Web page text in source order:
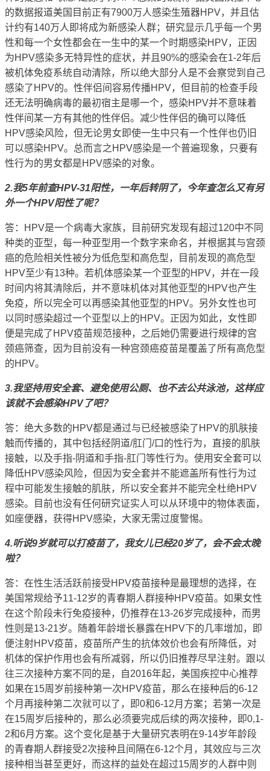
的数据报道美国目前正有7900万人感染生殖器HPV，并且估
计约有140万人即将成为新感染人群；研究显示几乎每一个男
性和每一个女性都会在一生中的某一个时期感染HPV，正因
为HPV感染多无特异性的症状，并且90%的感染会在1-2年后
被机体免疫系统自动清除，所以绝大部分人是不会察觉到自己
感染了HPV的。性伴侣间容易传播HPV，但目前的检查手段
还无法明确病毒的最初宿主是哪一个，感染HPV并不意味着
性伴间某一方有其他的性伴侣。减少性伴侣的确可以降低
HPV感染风险，但无论男女即使一生中只有一个性伴也仍旧
可以感染HPV。 总而言之HPV感染是一个普遍现象，只要有
性行为的男女都是HPV感染的对象。
2.我5年前查HPV-31阳性，一年后转阴了，今年查怎么又有另
外一个HPV阳性了呢？
答：HPV是一个病毒大家族，目前研究发现有超过120中不同
种类的亚型，每一种亚型用一个数字来命名，并根据其与宫颈
癌的危险相关性被分为低危型和高危型，目前发现的高危型
HPV至少有13种。若机体感染某一个亚型的HPV，并在一段
时间内将其清除后，并不意味机体对其他亚型的HPV也产生
免疫，所以完全可以再感染其他亚型的HPV。另外女性也可
以同时感染超过一个亚型以上的HPV。正因为如此， 女性即
便是完成了HPV疫苗规范接种，之后她仍需要进行规律的宫
颈癌筛查，因为目前没有一种宫颈癌疫苗是覆盖了所有高危型
的HPV。
3.我坚持用安全套、避免使用公厕、也不去公共泳池，这样应
该就不会感染HPV了吧？
答：绝大多数的HPV都是通过与已经被感染了HPV的肌肤接
触而传播的，其中包括经阴道/肛门/口的性行为，直接的肌肤
接触，以及手指-阴道和手指-肛门等性行为。使用安全套可以
降低HPV感染风险，但因为安全套并不能遮盖所有性行为过
程中可能发生接触的肌肤， 所以安全套并不能完全杜绝HPV
感染。目前也没有任何研究证实人可以从环境中的物体表面，
如座便器，获得HPV感染，大家无需过度警惕。
4.听说9岁就可以打疫苗了，我女儿已经20岁了，会不会太晚
啦？
答：在性生活活跃前接受HPV疫苗接种是最理想的选择，在
美国常规给予11-12岁的青春期人群接种HPV疫苗。如果女性
在这个阶段未行免疫接种，仍推荐在13-26岁完成接种，而男
性则是13-21岁。随着年龄增长暴露在HPV下的几率增加，即
便注射HPV疫苗，疫苗所产生的抗体效价也会有所降低，对
机体的保护作用也会有所减弱，所以仍旧推荐尽早注射。 跟以
往三次接种方案不同的是，自2016年起，美国疾控中心推荐
如果在15周岁前接种第一次HPV疫苗，那么在接种后的6-12
个月再接种第二次就可以了，即0和6-12月方案；若第一次是
在15周岁后接种的，那么必须要完成后续的两次接种，即0,1-
2和6月方案。这个变化是基于大量研究表明在9-14岁年龄段
的青春期人群接受2次接种且间隔在6-12个月，其效应与三次
接种相当甚至更好，而这样的益处在超过15周岁的人群中则